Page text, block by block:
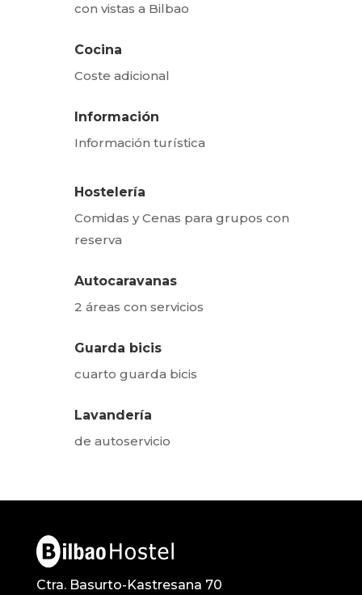
con vistas a Bilbao
Cocina
Coste adicional
Información
Información turística
Hostelería
Comidas y Cenas para grupos con
reserva
Autocaravanas
2 áreas con servicios
Guarda bicis
cuarto guarda bicis
Lavandería
de autoservicio
Ctra. Basurto-Kastresana 70